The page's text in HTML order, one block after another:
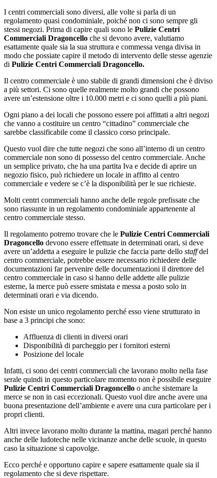
I centri commerciali sono diversi, alle volte si parla di un
regolamento quasi condominiale, poiché non ci sono sempre gli
stessi negozi. Prima di capire quali sono le Pulizie Centri
Commerciali Dragoncello che si devono avere, valutiamo
esattamente quale sia la sua struttura e commessa venga divisa in
modo che possiate capire il metodo di intervento delle stesse agenzie
di Pulizie Centri Commerciali Dragoncello.
Il centro commerciale è uno stabile di grandi dimensioni che è diviso
a più settori. Ci sono quelle realmente molto grandi che possono
avere un’estensione oltre i 10.000 metri e ci sono quelli a più piani.
Ogni piano a dei locali che possono essere poi affittati a altri negozi
che vanno a costituire un centro “cittadino” commerciale che
sarebbe classificabile come il classico corso principale.
Questo vuol dire che tutte negozi che sono all’interno di un centro
commerciale non sono di possesso del centro commerciale. Anche
un semplice privato, che ha una partita Iva e decide di aprire un
negozio fisico, può richiedere un locale in affitto al centro
commerciale e vedere se c’è la disponibilità per le sue richieste.
Molti centri commerciali hanno anche delle regole prefissate che
sono riassunte in un regolamento condominiale appartenente al
centro commerciale stesso.
Il regolamento potremo trovare che le Pulizie Centri Commerciali
Dragoncello devono essere effettuate in determinati orari, si deve
avere un’addetta a eseguire le pulizie che faccia parte dello staffdel
centro commerciale, potrebbe essere necessario richiedere delle
documentazioni far pervenire delle documentazioni il direttore del
centro commerciale in caso si hanno delle addette alle pulizie
esterne, la merce può essere smistata e messa a posto solo in
determinati orari e via dicendo.
Non esiste un unico regolamento perché esso viene strutturato in
base a 3 principi che sono:
Affluenza di clienti in diversi orari
Disponibilità di parcheggio per i fornitori esterni
Posizione del locale
Infatti, ci sono dei centri commerciali che lavorano molto nella fase
serale quindi in questo particolare momento non è possibile eseguire
Pulizie Centri Commerciali Dragoncello o anche sistemare la
merce se non in casi eccezionali. Questo vuol dire anche avere una
buona presentazione dell’ambiente e avere una cura particolare per i
propri clienti.
Altri invece lavorano molto durante la mattina, magari perché hanno
anche delle ludoteche nelle vicinanze anche delle scuole, in questo
caso la situazione si capovolge.
Ecco perché e opportuno capire e sapere esattamente quale sia il
regolamento che si deve rispettare.